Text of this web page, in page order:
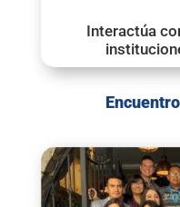
Interactúa